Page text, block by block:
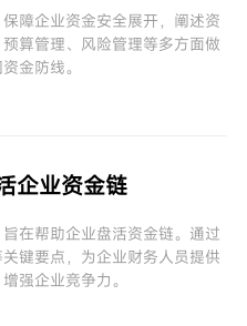
障企业资金安全展开，阐述资
算管理、风险管理等多方面做
金防线。
企业资金链
在帮助企业盘活资金链。通过
键要点，为企业财务人员提供
强企业竞争力。